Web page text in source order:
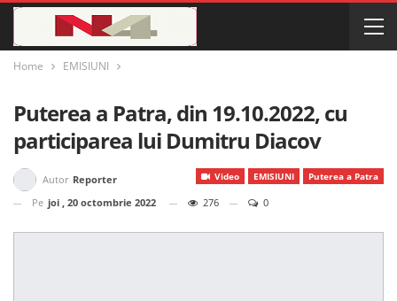
Home EMISIUNI
Puterea a Patra, din 19.10.2022, cu
participarea lui Dumitru Diacov
Video EMISIUNI Puterea a Patra
Autor Reporter
Pe joi , 20 octombrie 2022 276 0